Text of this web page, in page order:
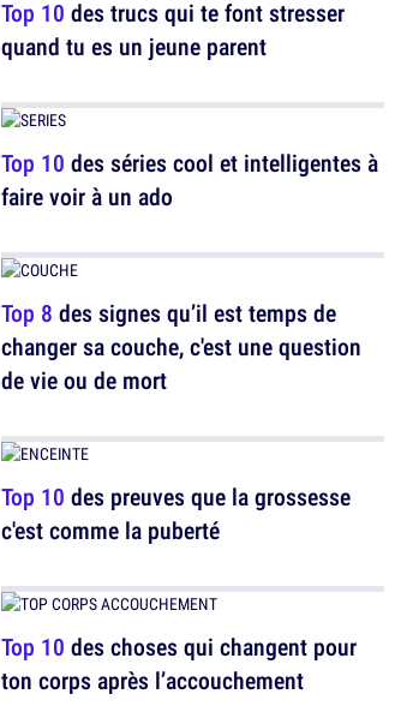
Top 10 des trucs qui te font stresser
quand tu es un jeune parent
Top 10 des séries cool et intelligentes à
faire voir à un ado
Top 8 des signes qu’il est temps de
changer sa couche, c'est une question
de vie ou de mort
Top 10 des preuves que la grossesse
c'est comme la puberté
Top 10 des choses qui changent pour
ton corps après l’accouchement